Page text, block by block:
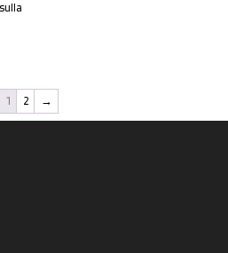
1 2 →